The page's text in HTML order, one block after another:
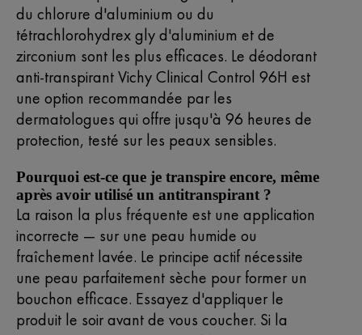
du chlorure d'aluminium ou du
tétrachlorohydrex gly d'aluminium et de
zirconium sont les plus efficaces. Le déodorant
anti-transpirant Vichy Clinical Control 96H est
une option recommandée par les
dermatologues qui offre jusqu'à 96 heures de
protection, testé sur les peaux sensibles.
Pourquoi est-ce que je transpire encore, même
après avoir utilisé un antitranspirant ?
La raison la plus fréquente est une application
incorrecte — sur une peau humide ou
fraîchement lavée. Le principe actif nécessite
une peau parfaitement sèche pour former un
bouchon efficace. Essayez d'appliquer le
produit le soir avant de vous coucher. Si la